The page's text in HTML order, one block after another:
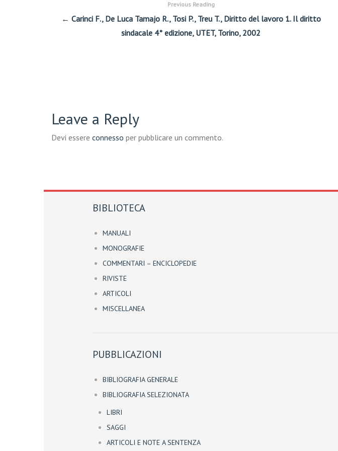
Previous Reading
← Carinci F., De Luca Tamajo R., Tosi P., Treu T., Diritto del lavoro 1. Il diritto
sindacale 4° edizione, UTET, Torino, 2002
Leave a Reply
Devi essere connesso per pubblicare un commento.
BIBLIOTECA
MANUALI
MONOGRAFIE
COMMENTARI – ENCICLOPEDIE
RIVISTE
ARTICOLI
MISCELLANEA
PUBBLICAZIONI
BIBLIOGRAFIA GENERALE
BIBLIOGRAFIA SELEZIONATA
LIBRI
SAGGI
ARTICOLI E NOTE A SENTENZA